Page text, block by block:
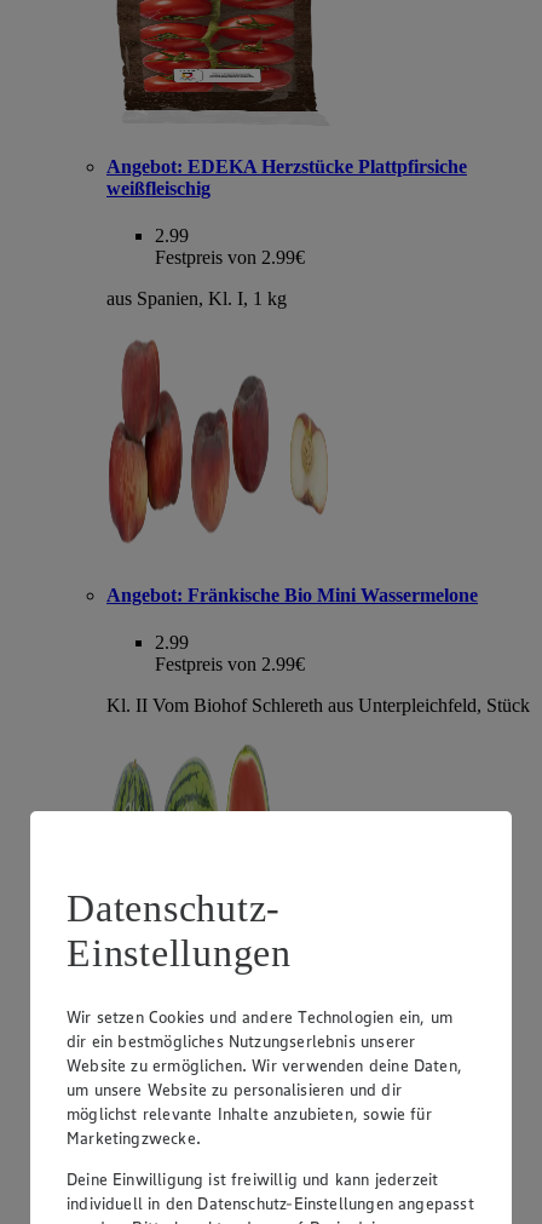
Angebot: EDEKA Herzstücke Plattpfirsiche
weißfleischig
2.99
Festpreis von 2.99€
aus Spanien, Kl. I, 1 kg
Angebot: Fränkische Bio Mini Wassermelone
2.99
Festpreis von 2.99€
Kl. II Vom Biohof Schlereth aus Unterpleichfeld, Stück
1.29
Festpreis von 1.29€
aus Israel, Kl. I, Stück
Datenschutz-
Einstellungen
Wir setzen Cookies und andere Technologien ein, um
dir ein bestmögliches Nutzungserlebnis unserer
Website zu ermöglichen. Wir verwenden deine Daten,
um unsere Website zu personalisieren und dir
möglichst relevante Inhalte anzubieten, sowie für
Marketingzwecke.
Deine Einwilligung ist freiwillig und kann jederzeit
individuell in den Datenschutz-Einstellungen angepasst